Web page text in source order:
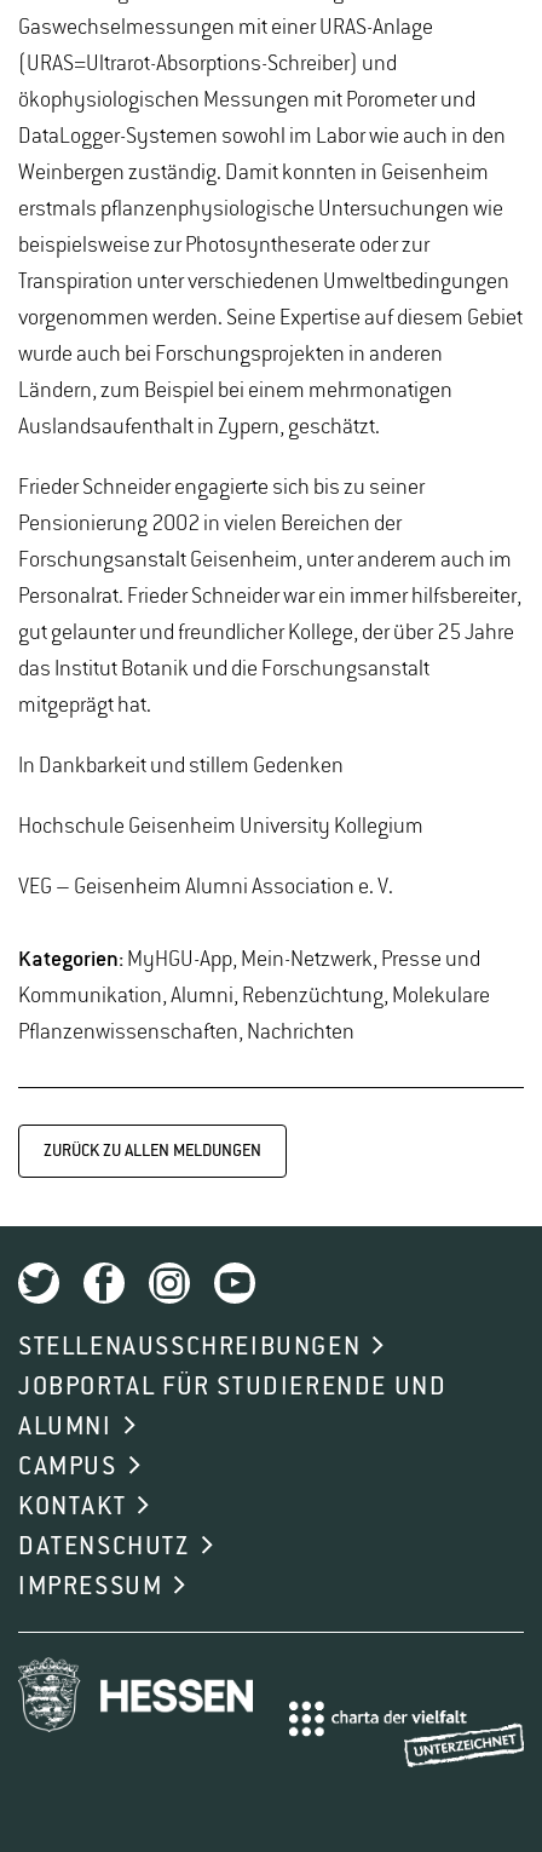
Gaswechselmessungen mit einer URAS-Anlage
(URAS=Ultrarot-Absorptions-Schreiber) und
ökophysiologischen Messungen mit Porometer und
DataLogger-Systemen sowohl im Labor wie auch in den
Weinbergen zuständig. Damit konnten in Geisenheim
erstmals pflanzenphysiologische Untersuchungen wie
beispielsweise zur Photosyntheserate oder zur
Transpiration unter verschiedenen Umweltbedingungen
vorgenommen werden. Seine Expertise auf diesem Gebiet
wurde auch bei Forschungsprojekten in anderen
Ländern, zum Beispiel bei einem mehrmonatigen
Auslandsaufenthalt in Zypern, geschätzt.
Frieder Schneider engagierte sich bis zu seiner
Pensionierung 2002 in vielen Bereichen der
Forschungsanstalt Geisenheim, unter anderem auch im
Personalrat. Frieder Schneider war ein immer hilfsbereiter,
gut gelaunter und freundlicher Kollege, der über 25 Jahre
das Institut Botanik und die Forschungsanstalt
mitgeprägt hat.
In Dankbarkeit und stillem Gedenken
Hochschule Geisenheim University Kollegium
VEG – Geisenheim Alumni Association e. V.
Kategorien: MyHGU-App, Mein-Netzwerk, Presse und
Kommunikation, Alumni, Rebenzüchtung, Molekulare
Pflanzenwissenschaften, Nachrichten
ZURÜCK ZU ALLEN MELDUNGEN
STELLENAUSSCHREIBUNGEN
JOBPORTAL FÜR STUDIERENDE UND
ALUMNI
CAMPUS
KONTAKT
DATENSCHUTZ
IMPRESSUM